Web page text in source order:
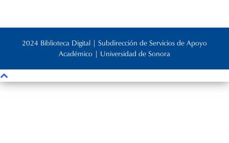
2024 Biblioteca Digital | Subdirección de Servicios de Apoyo
Académico | Universidad de Sonora